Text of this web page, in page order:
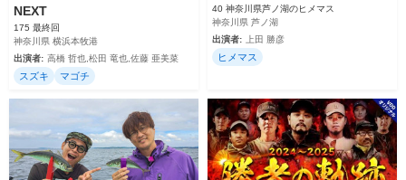
NEXT
175 最終回
神奈川県 横浜本牧港
出演者: 高橋 哲也,松田 竜也,佐藤 亜美菜
スズキ マゴチ
40 神奈川県芦ノ湖のヒメマス
神奈川県 芦ノ湖
出演者:
上田 勝彦
ヒメマス